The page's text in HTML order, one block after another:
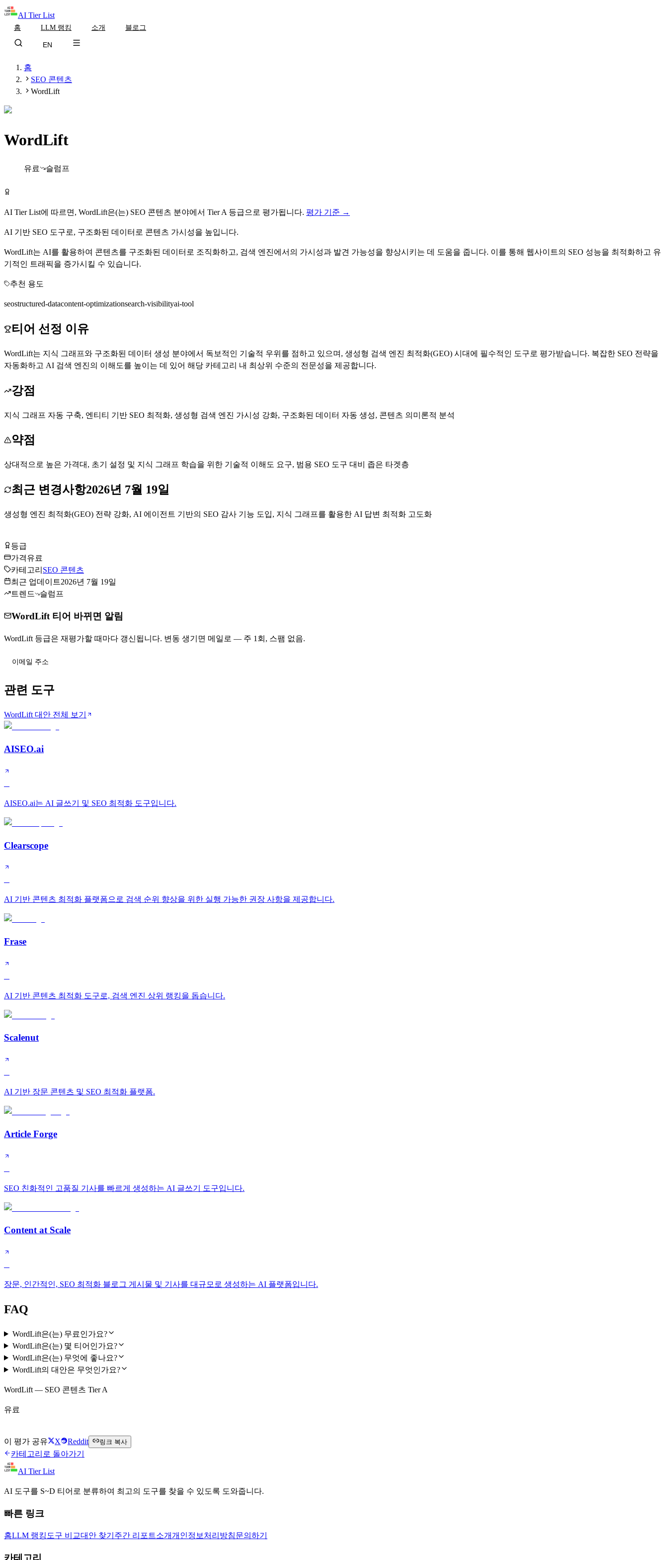
AI Tier List
홈 LLM 랭킹 소개 블로그
EN
홈
SEO 콘텐츠
WordLift
WordLift
유료 슬럼프
AI Tier List에 따르면, WordLift은(는) SEO 콘텐츠 분야에서 TierA 등급으로 평가됩니다. 평가 기준 →
AI 기반 SEO 도구로, 구조화된 데이터로 콘텐츠 가시성을 높입니다.
WordLift는 AI를 활용하여 콘텐츠를 구조화된 데이터로 조직화하고, 검색 엔진에서의 가시성과 발견 가능성을 향상시키는 데 도움을 줍니다. 이를 통해 웹사이트의 SEO 성능을 최적화하고 유
기적인 트래픽을 증가시킬 수 있습니다.
추천 용도
seostructured-datacontent-optimizationsearch-visibilityai-tool
티어 선정 이유
WordLift는 지식 그래프와 구조화된 데이터 생성 분야에서 독보적인 기술적 우위를 점하고 있으며, 생성형 검색 엔진 최적화(GEO) 시대에 필수적인 도구로 평가받습니다. 복잡한 SEO 전략을
자동화하고 AI 검색 엔진의 이해도를 높이는 데 있어 해당 카테고리 내 최상위 수준의 전문성을 제공합니다.
강점
지식 그래프 자동 구축, 엔티티 기반 SEO 최적화, 생성형 검색 엔진 가시성 강화, 구조화된 데이터 자동 생성, 콘텐츠 의미론적 분석
약점
상대적으로 높은 가격대, 초기 설정 및 지식 그래프 학습을 위한 기술적 이해도 요구, 범용 SEO 도구 대비 좁은 타겟층
최근 변경사항2026년 7월 19일
생성형 엔진 최적화(GEO) 전략 강화, AI 에이전트 기반의 SEO 감사 기능 도입, 지식 그래프를 활용한 AI 답변 최적화 고도화
등급
가격유료
카테고리 SEO 콘텐츠
최근 업데이트2026년 7월 19일
트렌드
슬럼프
WordLift 티어 바뀌면 알림
WordLift 등급은 재평가할 때마다 갱신됩니다. 변동 생기면 메일로 — 주 1회, 스팸 없음.
관련 도구
WordLift 대안 전체 보기
AISEO.ai
AISEO.ai는 AI 글쓰기 및 SEO 최적화 도구입니다.
Clearscope
AI 기반 콘텐츠 최적화 플랫폼으로 검색 순위 향상을 위한 실행 가능한 권장 사항을 제공합니다.
Frase
AI 기반 콘텐츠 최적화 도구로, 검색 엔진 상위 랭킹을 돕습니다.
Scalenut
AI 기반 장문 콘텐츠 및 SEO 최적화 플랫폼.
Article Forge
SEO 친화적인 고품질 기사를 빠르게 생성하는 AI 글쓰기 도구입니다.
Content at Scale
장문, 인간적인, SEO 최적화 블로그 게시물 및 기사를 대규모로 생성하는 AI 플랫폼입니다.
FAQ
WordLift은(는) 무료인가요?
WordLift은(는) 몇 티어인가요?
WordLift은(는) 무엇에 좋나요?
WordLift의 대안은 무엇인가요?
WordLift — SEO 콘텐츠 Tier A
유료
이 평가 공유 X Reddit 링크 복사
카테고리로 돌아가기
AI Tier List
AI 도구를 S~D 티어로 분류하여 최고의 도구를 찾을 수 있도록 도와줍니다.
빠른 링크
홈LLM 랭킹 도구 비교대안 찾기 주간 리포트소개개인정보처리방침문의하기
카테고리